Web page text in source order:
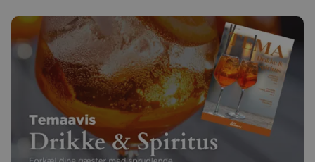
friskhed. Leveres i praktiske 10 kg sække til større
produktioner.
Rigtig god dag.
24.07.2026
Fantastiske frilandsurter fra
Grønholtgaard
Markér som